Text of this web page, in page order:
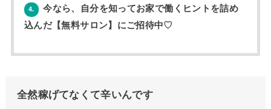
4.
今なら、自分を知ってお家で働くヒントを詰め
込んだ【無料サロン】にご招待中♡
全然稼げてなくて辛いんです